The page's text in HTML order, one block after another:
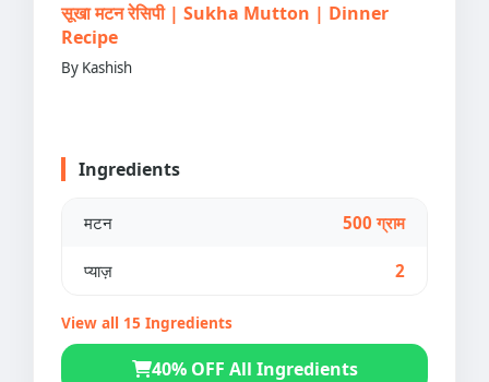
सूखा मटन रेसिपी | Sukha Mutton | Dinner
Recipe
By Kashish
Ingredients
मटन 500 ग्राम
प्याज़ 2
View all 15 Ingredients
40% OFF All Ingredients